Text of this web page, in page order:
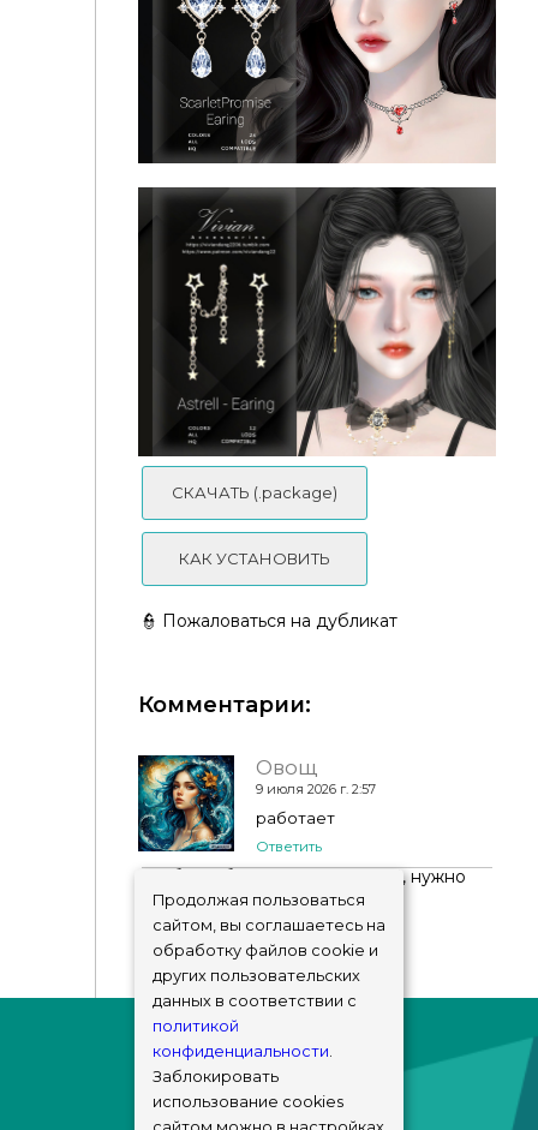
Lunaria - Earing
ScarletPromise - Earing
Astrell - Earing
СКАЧАТЬ (.package)
КАК УСТАНОВИТЬ
👮 Пожаловаться на дубликат
Комментарии:
Овощ
9 июля 2026 г. 2:57
работает
Ответить
Чтобы добавить комментарий, нужно
авторизоваться !
Продолжая пользоваться
сайтом, вы соглашаетесь на
обработку файлов cookie и
других пользовательских
данных в соответствии с
политикой
конфиденциальности.
Заблокировать
использование cookies